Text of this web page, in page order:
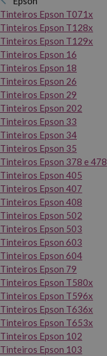
Tinteiros Epson T071x
Tinteiros Epson T128x
Tinteiros Epson T129x
Tinteiros Epson 16
Tinteiros Epson 18
Tinteiros Epson 26
Tinteiros Epson 29
Tinteiros Epson 202
Tinteiros Epson 33
Tinteiros Epson 34
Tinteiros Epson 35
Tinteiros Epson 378 e 478
Tinteiros Epson 405
Tinteiros Epson 407
Tinteiros Epson 408
Tinteiros Epson 502
Tinteiros Epson 503
Tinteiros Epson 603
Tinteiros Epson 604
Tinteiros Epson 79
Tinteiros Epson T580x
Tinteiros Epson T596x
Tinteiros Epson T636x
Tinteiros Epson T653x
Tinteiros Epson 102
Tinteiros Epson 103